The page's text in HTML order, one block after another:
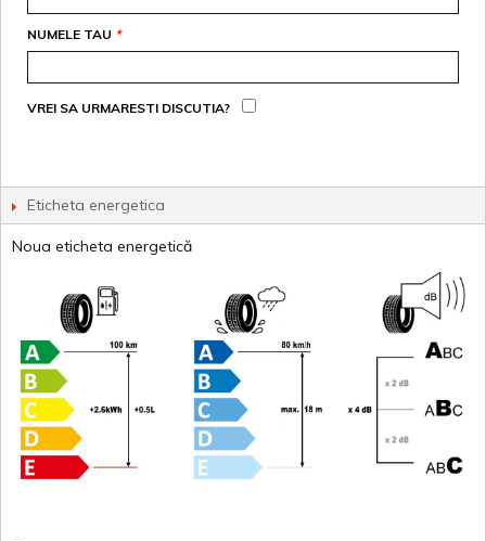
*
NUMELE TAU
VREI SA URMARESTI DISCUTIA?
Eticheta energetica
Noua eticheta energetică